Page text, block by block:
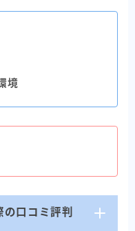
境
口コミ評判